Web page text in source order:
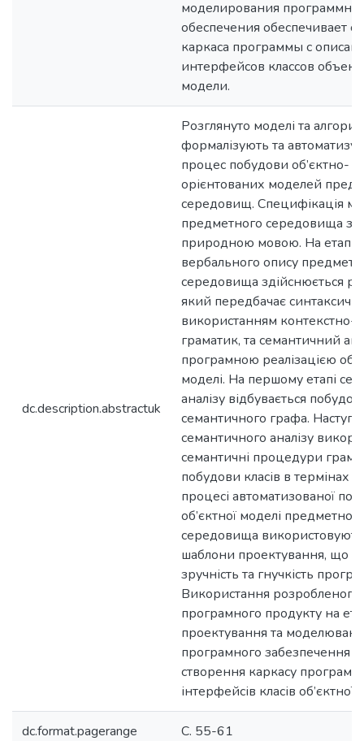
моделирования
обеспечения обеспечивает
каркаса программы с
интерфейсов классов
модели.
dc.description.abstractuk
Розглянуто моделі та
формалізують та
процес побудови об’єктно-
орієнтованих моделей
середовищ. Специфікація
предметного середовища
природною мовою. На етапі
вербального опису
середовища здійснюється
який передбачає
використанням контекстно-
граматик, та семантичний
програмною реалізацією
моделі. На першому етапі
аналізу відбувається
семантичного графа.
семантичного аналізу
семантичні процедури
побудови класів в термінах
процесі автоматизованої
об’єктної моделі
середовища
шаблони проектування, що
зручність та гнучкість
Використання розробленого
програмного продукту на
проектування та
програмного забезпечення
створення каркасу
інтерфейсів класів об’єктної
dc.format.pagerange С. 55-61